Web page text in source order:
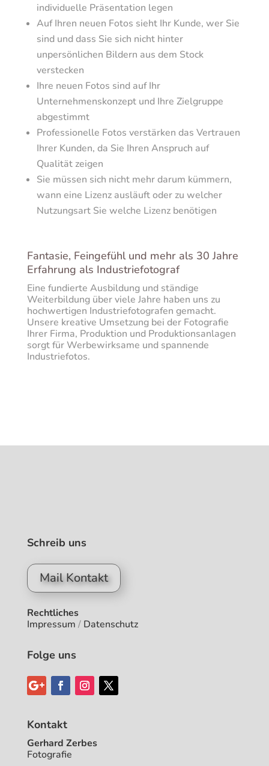
individuelle Präsentation legen
Auf Ihren neuen Fotos sieht Ihr Kunde, wer Sie
sind und dass Sie sich nicht hinter
unpersönlichen Bildern aus dem Stock
verstecken
Ihre neuen Fotos sind auf Ihr
Unternehmenskonzept und Ihre Zielgruppe
abgestimmt
Professionelle Fotos verstärken das Vertrauen
Ihrer Kunden, da Sie Ihren Anspruch auf
Qualität zeigen
Sie müssen sich nicht mehr darum kümmern,
wann eine Lizenz ausläuft oder zu welcher
Nutzungsart Sie welche Lizenz benötigen
Fantasie, Feingefühl und mehr als 30 Jahre
Erfahrung als Industriefotograf
Eine fundierte Ausbildung und ständige
Weiterbildung über viele Jahre haben uns zu
hochwertigen Industriefotografen gemacht.
Unsere kreative Umsetzung bei der Fotografie
Ihrer Firma, Produktion und Produktionsanlagen
sorgt für Werbewirksame und spannende
Industriefotos.
Schreib uns
Mail Kontakt
Rechtliches
Impressum / Datenschutz
Folge uns
Kontakt
Gerhard Zerbes
Fotografie